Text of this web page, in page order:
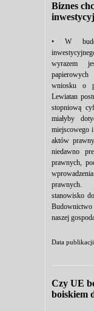
Biznes
• W
wyrazem
wniosku o
Lewiatan
stopniową
miałyby
miejscowego
aktów
niedawno
prawnych,
prawnych.
stanowisko
naszej
Data
Czy UE
boiskiem